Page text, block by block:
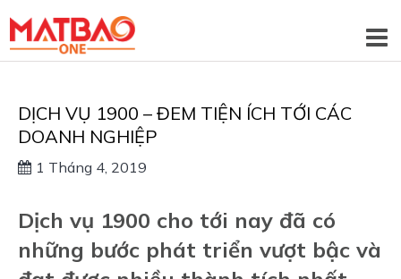
DỊCH VỤ 1900 – ĐEM TIỆN ÍCH TỚI CÁC
DOANH NGHIỆP
1 Tháng 4, 2019
Dịch vụ 1900 cho tới nay đã có
những bước phát triển vượt bậc và